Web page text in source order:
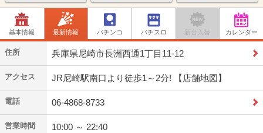
基本情報 最新情報 パチンコ パチスロ 新台入替 カレンダー
住所 兵庫県尼崎市長洲西通1丁目11-12
アクセス JR尼崎駅南口より徒歩1～2分! 【店舗地図】
電話 06-4868-8733
営業時間 10:00 ～ 22:40